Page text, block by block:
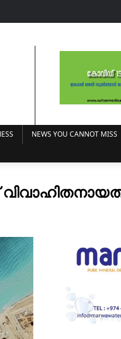
NEWS YOU CANNOT MISS